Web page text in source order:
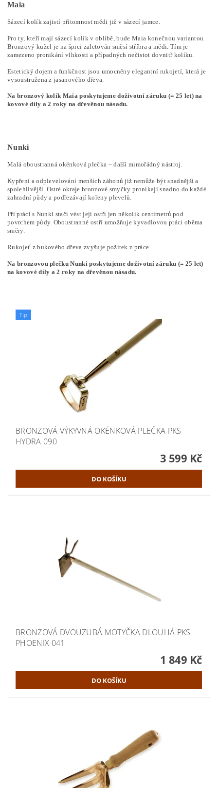
Maia
Sázecí kolík zajistí přítomnost mědi již v sázecí jamce.
Pro ty, kteří mají sázecí kolík v oblibě, bude Maia konečnou variantou.
Bronzový kužel je na špici zaletován směsí stříbra a mědi. Tím je
zamezeno pronikání vlhkosti a případných nečistot dovnitř kolíku.
Estetický dojem a funkčnost jsou umocněny elegantní rukojetí, která je
vysoustružena z jasanového dřeva.
Na bronzový kolík Maia poskytujeme doživotní záruku (= 25 let) na
kovové díly a 2 roky na dřevěnou násadu.
Nunki
Malá oboustranná okénková plečka – další mimořádný nástroj.
Kypření a odplevelování menších záhonů již nemůže být snadnější a
spolehlivější. Ostré okraje bronzové smyčky pronikají snadno do každé
zahradní půdy a podřezávají kořeny plevelů.
Při práci s Nunki stačí vést její ostří jen několik centimetrů pod
povrchem půdy. Oboustranné ostří umožňuje kyvadlovou práci oběma
směry.
Rukojeť z bukového dřeva zvyšuje požitek z práce.
Na bronzovou plečku Nunki poskytujeme doživotní záruku (= 25 let)
na kovové díly a 2 roky na dřevěnou násadu.
Tip
BRONZOVÁ VÝKYVNÁ OKÉNKOVÁ PLEČKA PKS
HYDRA 090
3 599 Kč
BRONZOVÁ DVOUZUBÁ MOTYČKA DLOUHÁ PKS
PHOENIX 041
1 849 Kč